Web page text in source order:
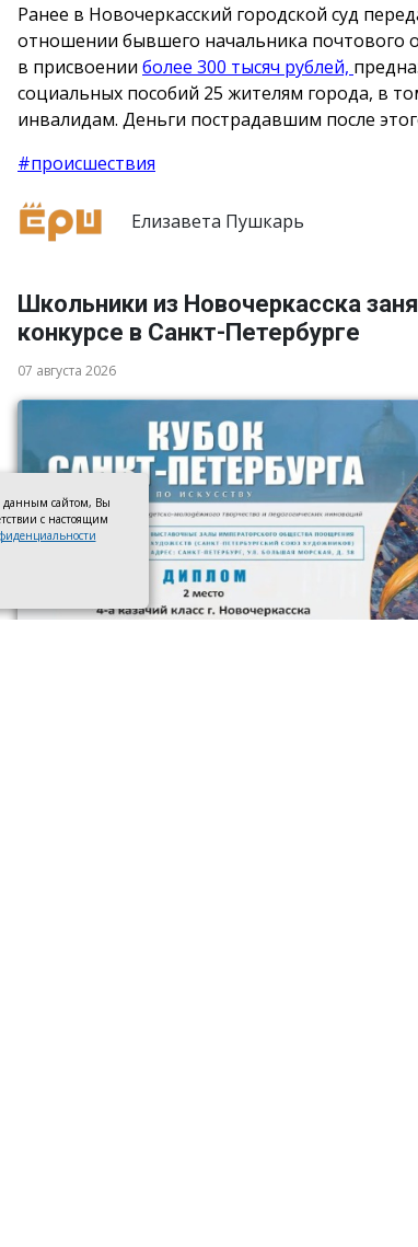
Ранее в Новочеркасский городской суд
отношении бывшего начальника почтового
в присвоении более 300 тысяч рублей,
социальных пособий 25 жителям города, в
инвалидам. Деньги пострадавшим после
#происшествия
Елизавета Пушкарь
Школьники из Новочеркасска
конкурсе в Санкт-Петербурге
07 августа 2026
данным сайтом, Вы
с настоящим